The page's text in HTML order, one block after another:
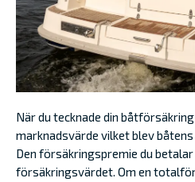
När du tecknade din
marknadsvärde vilket blev
Den försäkringspremie du
försäkringsvärdet. Om en